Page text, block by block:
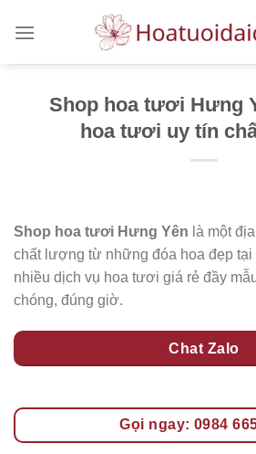
Shop hoa tươi Hưng
hoa tươi uy tín
Shop hoa tươi Hưng Yên là một
chất lượng từ những đóa hoa đẹp
nhiều dịch vụ hoa tươi giá rẻ đầy
chóng, đúng giờ.
Chat Zalo
Gọi ngay: 0984